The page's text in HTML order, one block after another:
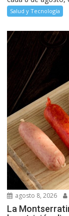
Salud y Tecnología
agosto 8, 2026
La